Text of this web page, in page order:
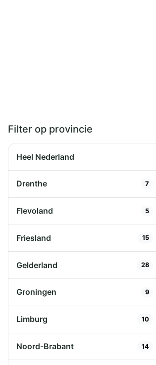
Filter op provincie
Heel Nederland
Drenthe 7
Flevoland 5
Friesland 15
Gelderland 28
Groningen 9
Limburg 10
Noord-Brabant 14